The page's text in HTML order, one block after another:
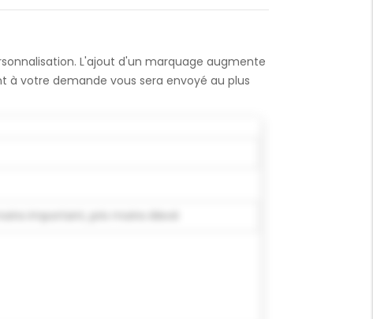
L'ajout d'un marquage augmente
à votre demande vous sera envoyé au plus